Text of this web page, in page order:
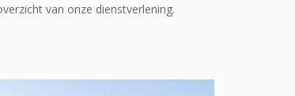
van onze dienstverlening.